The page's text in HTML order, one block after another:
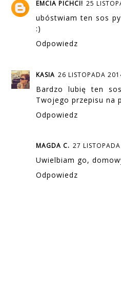
EMCIA PICHCI! 25
ubóstwiam ten sos
:)
Odpowiedz
KASIA 26 LISTOPADA
Bardzo lubię ten
Twojego przepisu na
Odpowiedz
MAGDA C. 27
Uwielbiam go,
Odpowiedz